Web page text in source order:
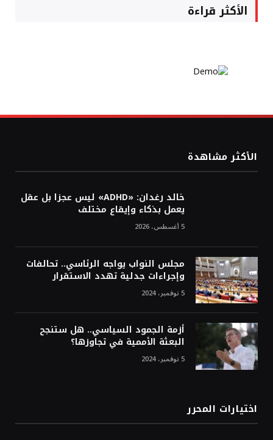
الأكثر قراءة
الأكثر مشاهدة
خالد رغدان: «ADHD» ليس عجزا بل عقل
يعمل بذكاء وإيقاع مختلف
5 أغسطس، 2026
مجلس النواب يواجه الرئاسي.. تحالفات
وإجراءات جدلية تهدد الاستقرار
5 نوفمبر، 2024
أزمة الجمود السياسي.. هل ستنجح
البعثة الأممية في تجاوزها؟
5 نوفمبر، 2024
اختيارات المحرر